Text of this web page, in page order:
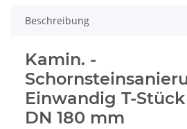
Beschreibung
Kamin. -
Einwandig T-
DN 180 mm